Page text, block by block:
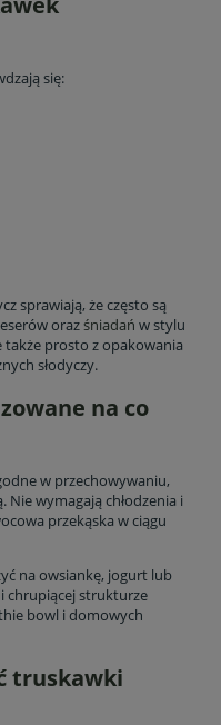
się:
sprawiają, że często są
orazśniadań w stylu
prosto z opakowania
słodyczy.
na co
w przechowywaniu,
Nie wymagają chłodzenia i
przekąska w ciągu
na owsiankę, jogurt lub
chrupiącej strukturze
bowl i domowych
truskawki